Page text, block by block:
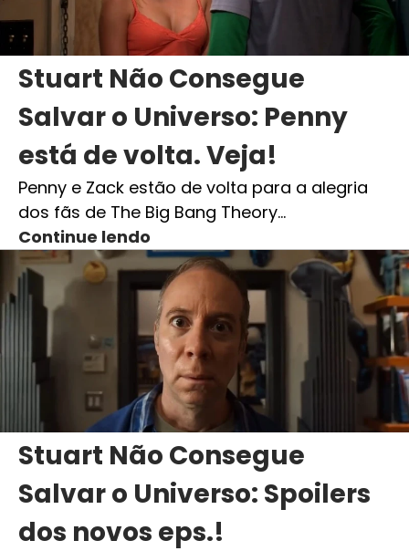
Stuart Não Consegue
Salvar o Universo: Penny
está de volta. Veja!
Penny e Zack estão de volta para a alegria
dos fãs de The Big Bang Theory…
Continue lendo
Stuart Não Consegue
Salvar o Universo: Spoilers
dos novos eps.!